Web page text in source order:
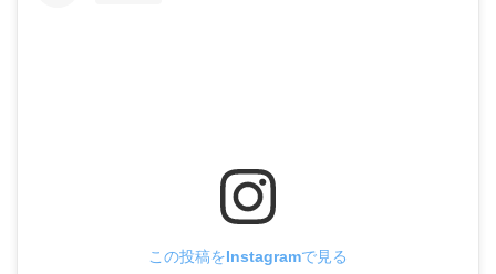
この投稿をInstagramで見る